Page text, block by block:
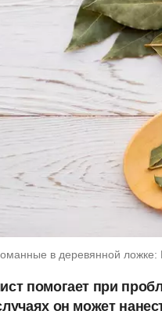
в деревянной ложке:
помогает при
он может